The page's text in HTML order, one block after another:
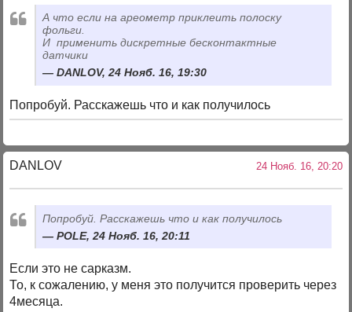
А что если на ареометр приклеить полоску
фольги.
И применить дискретные бесконтактные
датчики
DANLOV, 24 Нояб. 16, 19:30
Попробуй. Расскажешь что и как получилось
DANLOV 24 Нояб. 16, 20:20
Попробуй. Расскажешь что и как получилось
POLE, 24 Нояб. 16, 20:11
Если это не сарказм.
То, к сожалению, у меня это получится проверить через
4месяца.